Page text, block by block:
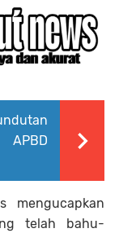
APBD
mengucapkan
telah bahu-